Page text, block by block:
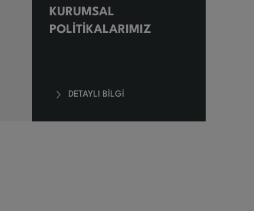
KURUMSAL
POLİTİKALARIMIZ
DETAYLI BİLGİ